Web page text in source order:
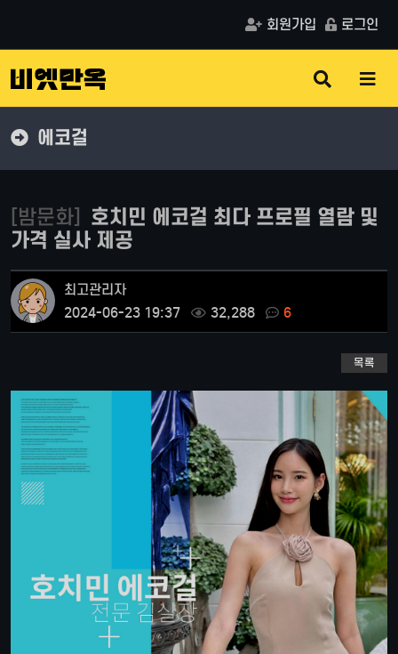
회원가입 로그인
검
색
버
메
버
에코걸
[밤문화] 호치민 에코걸 최다 프로필 열람 및
가격 실사 제공
최고관리자
2024-06-23 19:37
32,288 6
목록